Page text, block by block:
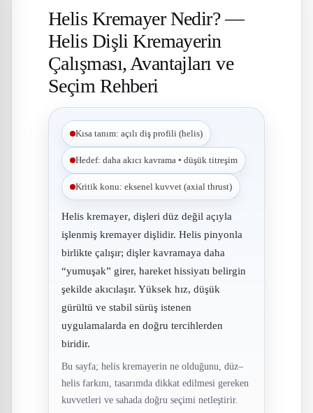
Helis Kremayer Nedir? —
Helis Dişli Kremayerin
Çalışması, Avantajları ve
Seçim Rehberi
Kısa tanım: açılı diş profili (helis)
Hedef: daha akıcı kavrama • düşük titreşim
Kritik konu: eksenel kuvvet (axial thrust)
Helis kremayer, dişleri düz değil açıyla
işlenmiş kremayer dişlidir. Helis pinyonla
birlikte çalışır; dişler kavramaya daha
“yumuşak” girer, hareket hissiyatı belirgin
şekilde akıcılaşır. Yüksek hız, düşük
gürültü ve stabil sürüş istenen
uygulamalarda en doğru tercihlerden
biridir.
Bu sayfa; helis kremayerin ne olduğunu, düz–
helis farkını, tasarımda dikkat edilmesi gereken
kuvvetleri ve sahada doğru seçimi netleştirir.